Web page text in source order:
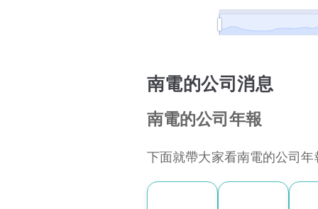
南電的公司消息
南電的公司年報
下面就帶大家看南電的公司年